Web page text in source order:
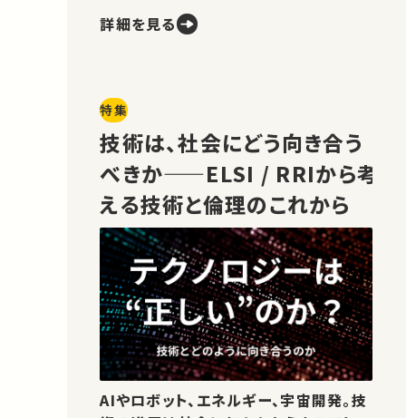
詳細を見る
特集
技術は、社会にどう向き合う
べきか——ELSI / RRIから考
える技術と倫理のこれから
AIやロボット、エネルギー、宇宙開発。技